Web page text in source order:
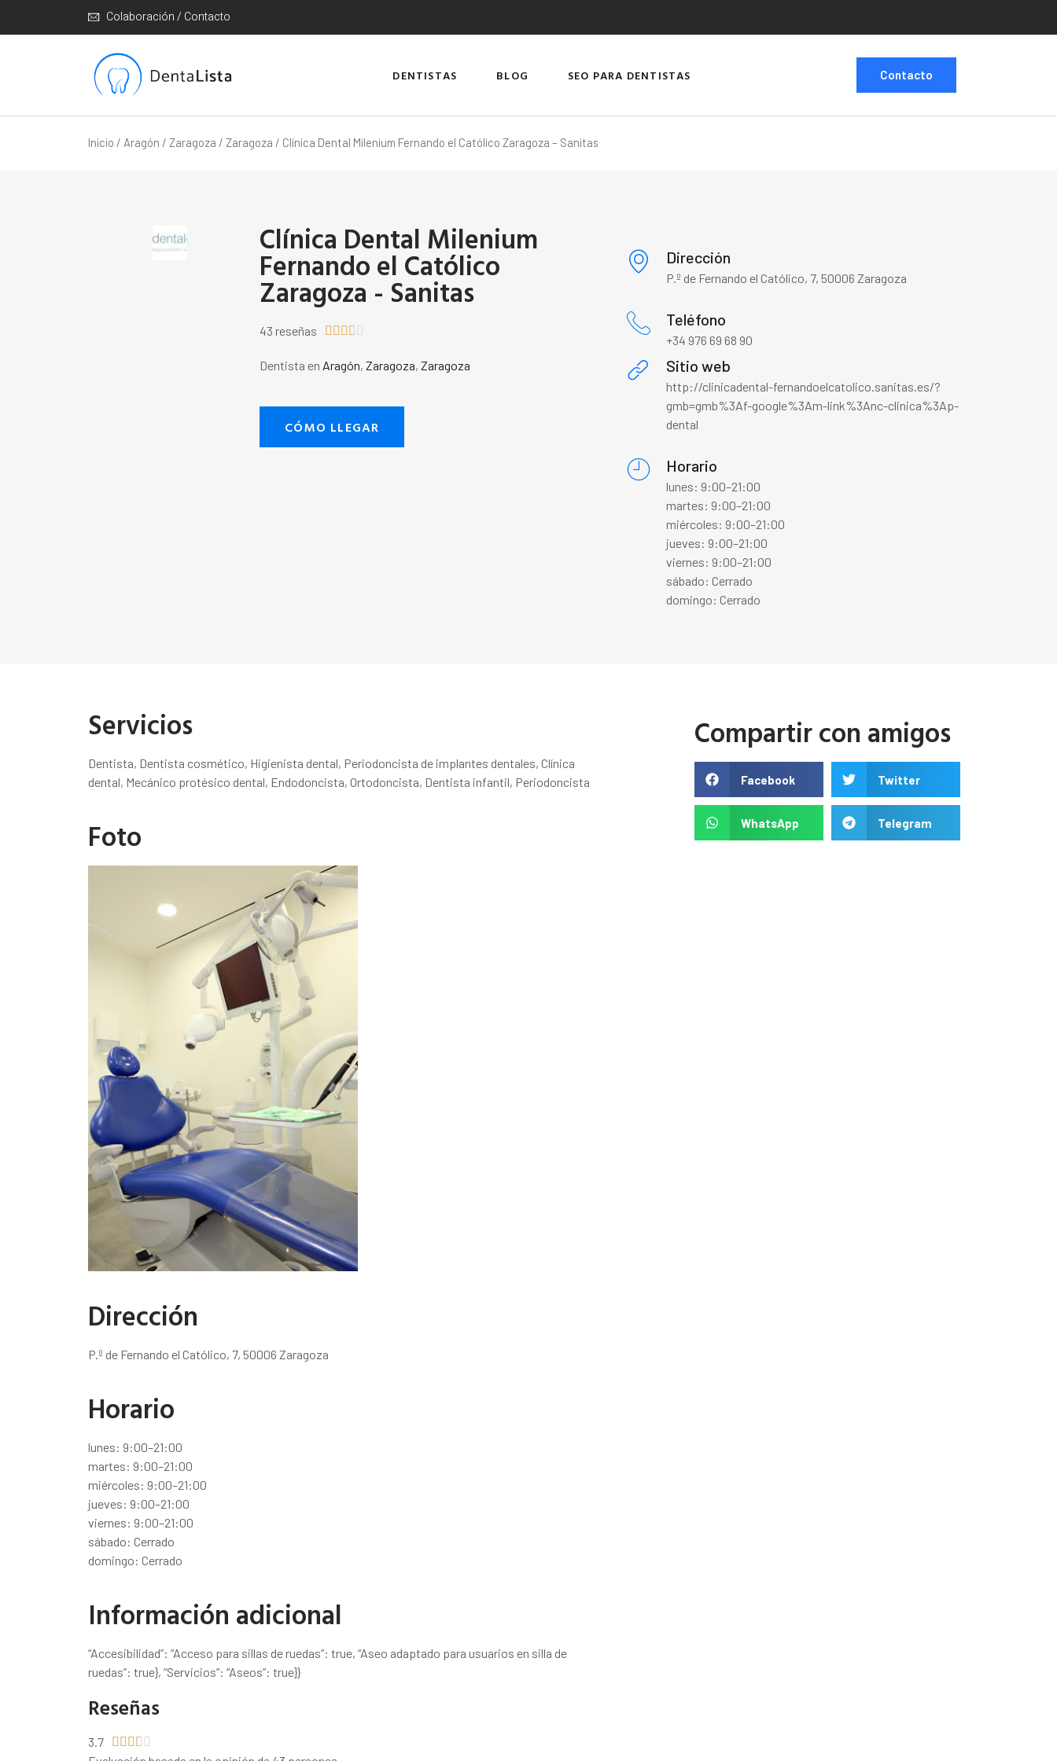
Colaboración / Contacto
DENTISTAS BLOG SEO PARA DENTISTAS Contacto
Inicio / Aragón / Zaragoza / Zaragoza / Clínica Dental Milenium Fernando el Católico Zaragoza – Sanitas
Clínica Dental Milenium
Fernando el Católico
Zaragoza - Sanitas
43 reseñas     
Dentista en Aragón,Zaragoza,Zaragoza
CÓMO LLEGAR
Dirección
P.º de Fernando el Católico, 7, 50006 Zaragoza
Teléfono
+34 976 69 68 90
Sitio web
http://clinicadental-fernandoelcatolico.sanitas.es/?
gmb=gmb%3Af-google%3Am-link%3Anc-clinica%3Ap-
dental
Horario
lunes: 9:00–21:00
martes: 9:00–21:00
miércoles: 9:00–21:00
jueves: 9:00–21:00
viernes: 9:00–21:00
sábado: Cerrado
domingo: Cerrado
Servicios
Dentista, Dentista cosmético, Higienista dental, Periodoncista de implantes dentales, Clínica
dental, Mecánico protésico dental, Endodoncista, Ortodoncista, Dentista infantil, Periodoncista
Foto
Dirección
P.º de Fernando el Católico, 7, 50006 Zaragoza
Horario
lunes: 9:00–21:00
martes: 9:00–21:00
miércoles: 9:00–21:00
jueves: 9:00–21:00
viernes: 9:00–21:00
sábado: Cerrado
domingo: Cerrado
Información adicional
“Accesibilidad”: “Acceso para sillas de ruedas”: true, “Aseo adaptado para usuarios en silla de
ruedas”: true}, “Servicios”: “Aseos”: true}}
Reseñas
3.7     
Compartir con amigos
Facebook Twitter
WhatsApp Telegram